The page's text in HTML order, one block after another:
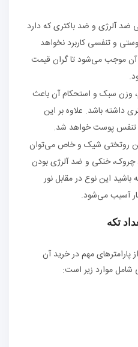
ضد آلرژی و ضد باکتری که دارد
و تنفسی کاربرد نخواهد
موجب می‌شود تا گران قیمت
وزن سبک و استحکام آن باعث
داشته باشد. علاوه بر این
تنفس پوست خواهد شد.
روتختی شیک و خاص می‌توان
چروک، خنکی و ضد آلرژی بودن
این نوع در مقابل نور
آسیب می‌شود.
مهم در خرید آن
شامل موارد زیر است: